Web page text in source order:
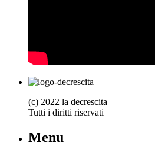
(c) 2022 la decrescita
Tutti i diritti riservati
Menu